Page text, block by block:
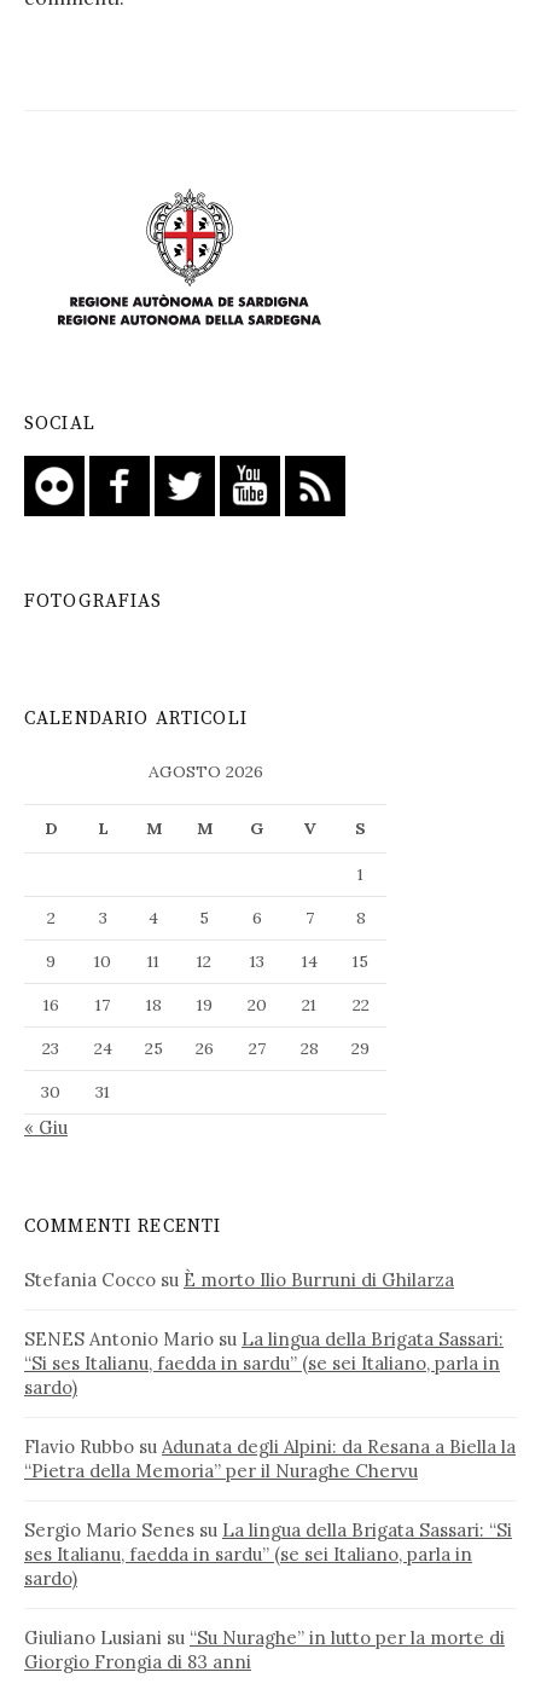
SOCIAL
FOTOGRAFIAS
CALENDARIO ARTICOLI
AGOSTO 2026
D L M M G V S
1
2
3 4 5 6 7
8
9
10 11 12 13 14
15
16
17 18 19 20 21
22
23
24 25 26 27 28
29
30
31
« Giu
COMMENTI RECENTI
Stefania Cocco su È morto Ilio Burruni di Ghilarza
SENES Antonio Mario su La lingua della Brigata Sassari:
“Si ses Italianu, faedda in sardu” (se sei Italiano, parla in
sardo)
Flavio Rubbo su Adunata degli Alpini: da Resana a Biella la
“Pietra della Memoria” per il Nuraghe Chervu
Sergio Mario Senes su La lingua della Brigata Sassari: “Si
ses Italianu, faedda in sardu” (se sei Italiano, parla in
sardo)
Giuliano Lusiani su “Su Nuraghe” in lutto per la morte di
Giorgio Frongia di 83 anni